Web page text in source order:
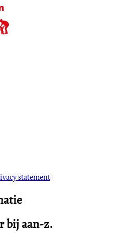
statement
bij aan-z.